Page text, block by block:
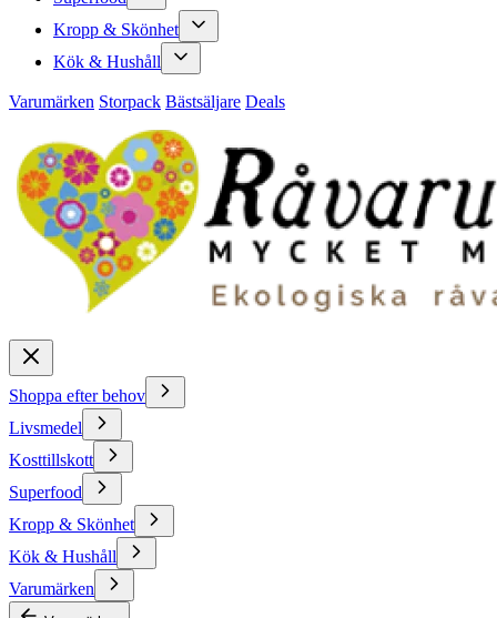
Kropp & Skönhet
Kök & Hushåll
Varumärken Storpack Bästsäljare Deals
Shoppa efter behov
Livsmedel
Kosttillskott
Superfood
Kropp & Skönhet
Kök & Hushåll
Varumärken